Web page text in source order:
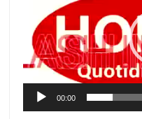
00:00